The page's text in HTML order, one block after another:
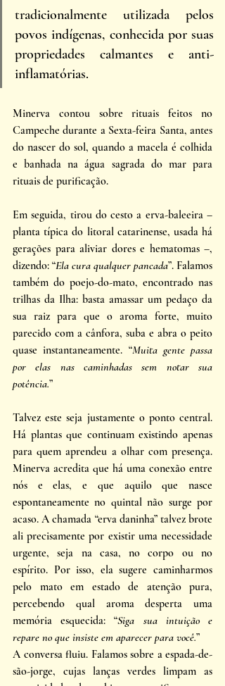
tradicionalmente utilizada pelos
povos indígenas, conhecida por suas
propriedades calmantes e anti-
inflamatórias.
Minerva contou sobre rituais feitos no
Campeche durante a Sexta-feira Santa, antes
do nascer do sol, quando a macela é colhida
e banhada na água sagrada do mar para
rituais de purificação.
Em seguida, tirou do cesto a erva-baleeira –
planta típica do litoral catarinense, usada há
gerações para aliviar dores e hematomas –,
dizendo: “Ela cura qualquer pancada”. Falamos
também do poejo-do-mato, encontrado nas
trilhas da Ilha: basta amassar um pedaço da
sua raiz para que o aroma forte, muito
parecido com a cânfora, suba e abra o peito
quase instantaneamente. “Muita gente passa
por elas nas caminhadas sem notar sua
potência.”
Talvez este seja justamente o ponto central.
Há plantas que continuam existindo apenas
para quem aprendeu a olhar com presença.
Minerva acredita que há uma conexão entre
nós e elas, e que aquilo que nasce
espontaneamente no quintal não surge por
acaso. A chamada “erva daninha” talvez brote
ali precisamente por existir uma necessidade
urgente, seja na casa, no corpo ou no
espírito. Por isso, ela sugere caminharmos
pelo mato em estado de atenção pura,
percebendo qual aroma desperta uma
memória esquecida: “Siga sua intuição e
repare no que insiste em aparecer para você.”
A conversa fluiu. Falamos sobre a espada-de-
são-jorge, cujas lanças verdes limpam as